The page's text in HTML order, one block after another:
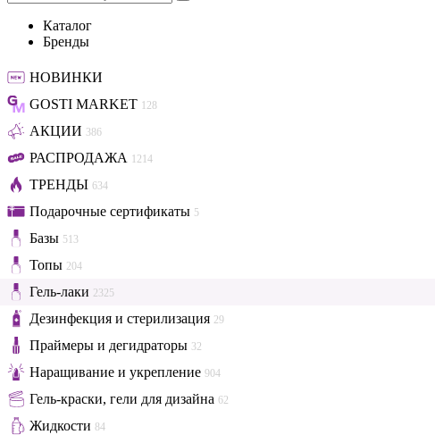
Каталог
Бренды
НОВИНКИ
GOSTI MARKET 128
АКЦИИ 386
РАСПРОДАЖА 1214
ТРЕНДЫ 634
Подарочные сертификаты 5
Базы 513
Топы 204
Гель-лаки 2325
Дезинфекция и стерилизация 29
Праймеры и дегидраторы 32
Наращивание и укрепление 904
Гель-краски, гели для дизайна 62
Жидкости 84